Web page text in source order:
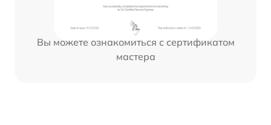
Вы можете ознакомиться с сертификатом
мастера